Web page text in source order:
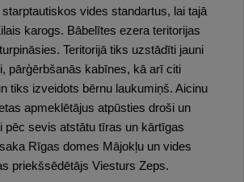
vides standartus, lai tajā
karogs. Bābelītes ezera teritorijas
Teritorijā tiks uzstādīti jauni
pārģērbšanās kabīnes, kā arī citi
tiks izveidots bērnu laukumiņš. Aicinu
apmeklētājus atpūsties droši un
pēc sevis atstātu tīras un kārtīgas
Rīgas domes Mājokļu un vides
priekšsēdētājs Viesturs Zeps.